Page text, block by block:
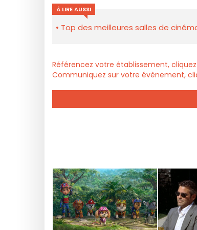
À LIRE AUSSI
Top des meilleures salles de
Référencez votre établissement,
Communiquez sur votre évènement,